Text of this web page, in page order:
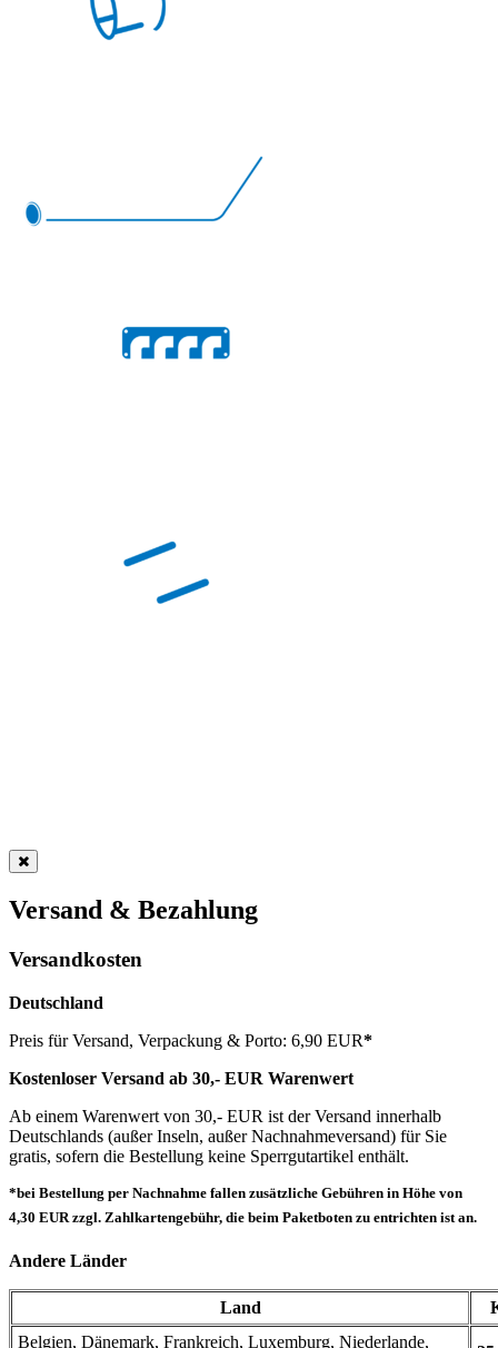
Versand & Bezahlung
Versandkosten
Deutschland
Preis für Versand, Verpackung & Porto: 6,90 EUR*
Kostenloser Versand ab 30,- EUR Warenwert
Ab einem Warenwert von 30,- EUR ist der Versand innerhalb
Deutschlands (außer Inseln, außer Nachnahmeversand) für Sie
gratis, sofern die Bestellung keine Sperrgutartikel enthält.
*bei Bestellung per Nachnahme fallen zusätzliche Gebühren in Höhe von
4,30 EUR zzgl. Zahlkartengebühr, die beim Paketboten zu entrichten ist an.
Andere Länder
Land
Belgien, Dänemark, Frankreich, Luxemburg, Niederlande,